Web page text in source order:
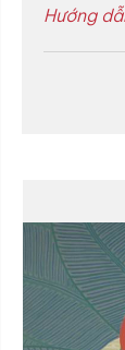
Hướng